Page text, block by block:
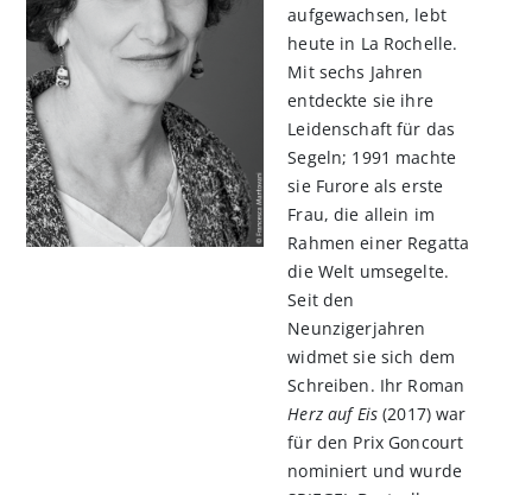
aufgewachsen, lebt
heute in La Rochelle.
Mit sechs Jahren
entdeckte sie ihre
Leidenschaft für das
Segeln; 1991 machte
sie Furore als erste
Frau, die allein im
Rahmen einer Regatta
die Welt umsegelte.
Seit den
Neunzigerjahren
widmet sie sich dem
Schreiben. Ihr Roman
Herz auf Eis(2017) war
für den Prix Goncourt
nominiert und wurde